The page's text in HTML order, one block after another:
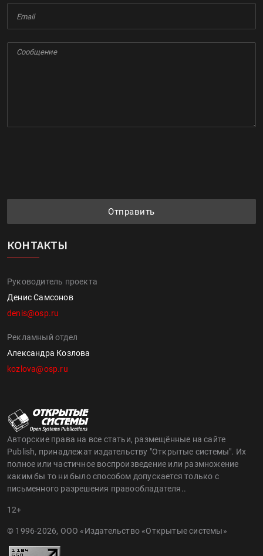
Отправить
КОНТАКТЫ
Руководитель проекта
Денис Самсонов
denis@osp.ru
Рекламный отдел
Александра Козлова
kozlova@osp.ru
Авторские права на все статьи, размещённые на сайте
Publish, принадлежат издательству "Открытые системы". Их
полное или частичное воспроизведение или размножение
каким бы то ни было способом допускается только с
письменного разрешения правообладателя..
12+
© 1996-2026, ООО «Издательство «Открытые системы»